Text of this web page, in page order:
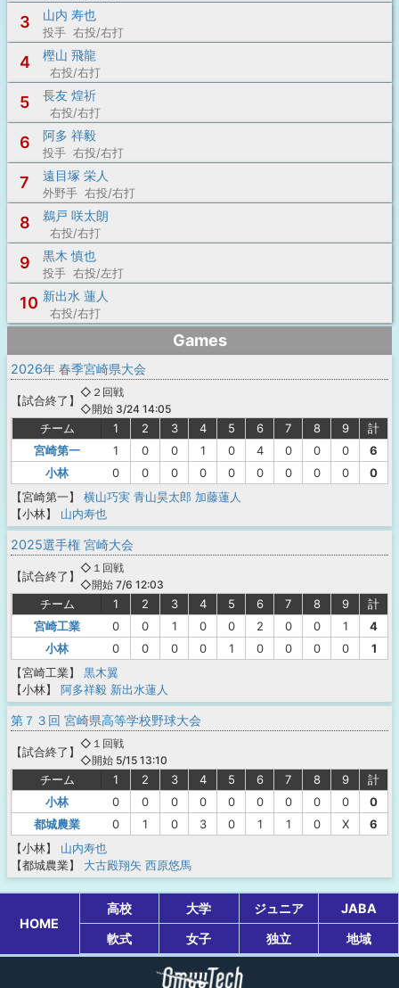
3 山内 寿也
投手 右投/右打
4 樫山 飛龍
右投/右打
5 長友 煌祈
右投/右打
6 阿多 祥毅
投手 右投/右打
7 遠目塚 栄人
外野手 右投/右打
8 鵜戸 咲太朗
右投/右打
9 黒木 慎也
投手 右投/左打
10 新出水 蓮人
右投/右打
Games
2026年 春季宮崎県大会
【試合終了 】
◇２回戦
◇開始 3/24 14:05
チーム 1 2 3 4 5 6 7 8 9
計
宮崎第一
1 0 0 1 0 4 0 0 0
6
小林
0 0 0 0 0 0 0 0 0
0
【宮崎第一】
横山巧実 青山昊太郎 加藤蓮人
【小林】
山内寿也
2025選手権 宮崎大会
【試合終了 】
◇１回戦
◇開始 7/6 12:03
チーム 1 2 3 4 5 6 7 8 9
計
宮崎工業
0 0 1 0 0 2 0 0 1
4
小林
0 0 0 0 1 0 0 0 0
1
【宮崎工業】
黒木翼
【小林】
阿多祥毅 新出水蓮人
第７３回 宮崎県高等学校野球大会
【試合終了 】
◇１回戦
◇開始 5/15 13:10
チーム 1 2 3 4 5 6 7 8 9
計
小林
0 0 0 0 0 0 0 0 0
0
都城農業
0 1 0 3 0 1 1 0 X
6
【小林】
山内寿也
【都城農業】
大古殿翔矢 西原悠馬
HOME
高校 大学 ジュニア
JABA
軟式
女子 独立 地域